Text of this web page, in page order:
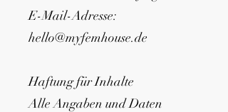
E-Mail-Adresse:
hello@myfemhouse.de
Haftung für Inhalte
Alle Angaben und Daten